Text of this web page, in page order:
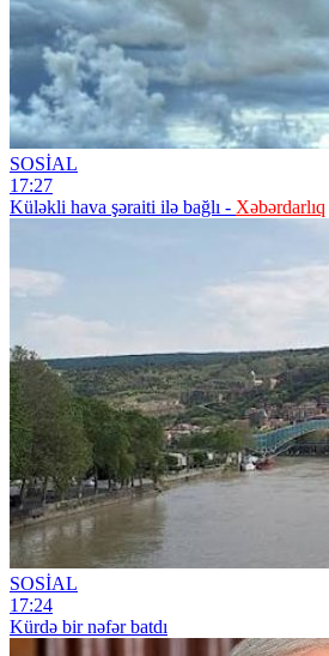
SOSİAL
17:27
Küləkli hava şəraiti ilə bağlı - Xəbərdarlıq
SOSİAL
17:24
Kürdə bir nəfər batdı